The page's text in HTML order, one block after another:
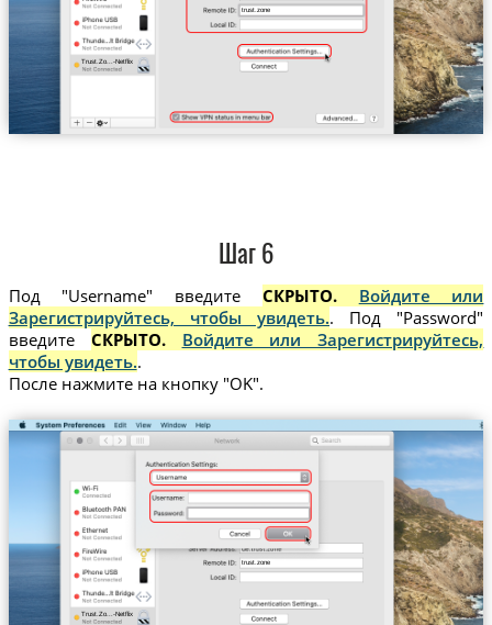
Trust.Zo...-Netflix
trust.zone
Шаг 6
Под "Username" введите СКРЫТО. Войдите или
Зарегистрируйтесь, чтобы увидеть.. Под "Password"
введите СКРЫТО. Войдите или Зарегистрируйтесь,
чтобы увидеть..
После нажмите на кнопку "OK".
Trust.Zo...-Netflix
trust.zone